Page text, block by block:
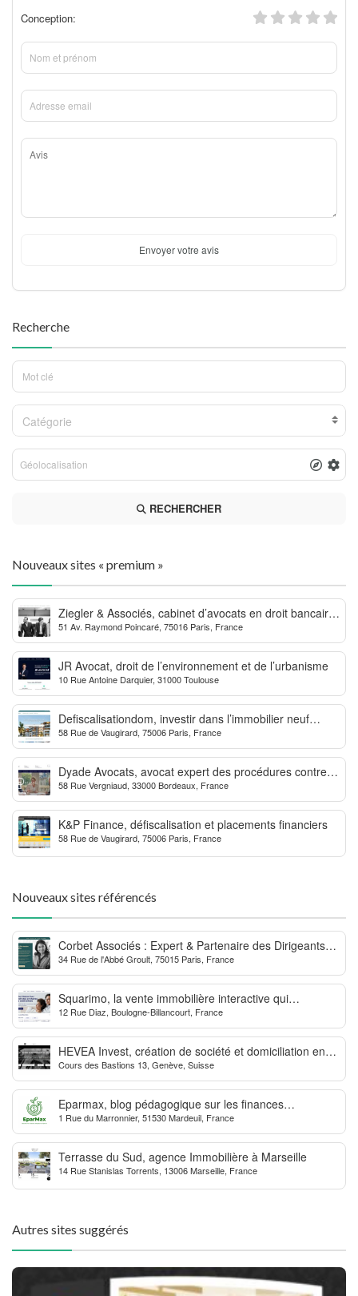
Conception:
Envoyer votre avis
Recherche
Catégorie
RECHERCHER
Nouveaux sites « premium »
Ziegler & Associés, cabinet d’avocats en droit bancaire,
cryptomonnaie et escroqueries financières
51 Av. Raymond Poincaré, 75016 Paris, France
JR Avocat, droit de l’environnement et de l’urbanisme
10 Rue Antoine Darquier, 31000 Toulouse
Defiscalisationdom, investir dans l’immobilier neuf
Outre-mer
58 Rue de Vaugirard, 75006 Paris, France
Dyade Avocats, avocat expert des procédures contre la
MDPH
58 Rue Vergniaud, 33000 Bordeaux, France
K&P Finance, défiscalisation et placements financiers
58 Rue de Vaugirard, 75006 Paris, France
Nouveaux sites référencés
Corbet Associés : Expert & Partenaire des Dirigeants
d’Entreprise
34 Rue de l'Abbé Groult, 75015 Paris, France
Squarimo, la vente immobilière interactive qui
dynamise les transactions
12 Rue Diaz, Boulogne-Billancourt, France
HEVEA Invest, création de société et domiciliation en
Suisse
Cours des Bastions 13, Genève, Suisse
Eparmax, blog pédagogique sur les finances
personnelles
1 Rue du Marronnier, 51530 Mardeuil, France
Terrasse du Sud, agence Immobilière à Marseille
14 Rue Stanislas Torrents, 13006 Marseille, France
Autres sites suggérés